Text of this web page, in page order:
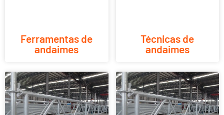
Ferramentas de
andaimes
Técnicas de
andaimes